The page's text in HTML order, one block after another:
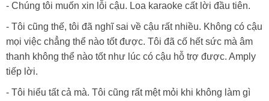
- Chúng tôi muốn xin lỗi cậu. Loa karaoke cất lời đầu tiên.
- Tôi cũng thế, tôi đã nghĩ sai về cậu rất nhiều. Không có cậu
mọi việc chẳng thể nào tốt được. Tôi đã cố hết sức mà âm
thanh không thể nào tốt như lúc có cậu hỗ trợ được. Amply
tiếp lời.
- Tôi hiểu tất cả mà. Tôi cũng rất mệt mỏi khi không làm gì